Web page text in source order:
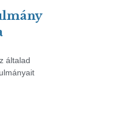
általad